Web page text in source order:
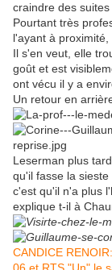
craindre des
Pourtant très
l'ayant à proximité,
Il s'en veut, elle
goût et est
ont vécu il y a
Un retour en
Leserman plus
qu'il fasse la sieste
c'est qu'il n'a plus
explique t-il à
CANDICE